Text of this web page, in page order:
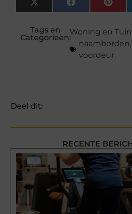
X
(Twitter)
Facebook
Tags en
Categorieën:
Woning en Tuin
naamborden,
voordeur
Deel dit:
RECENTE